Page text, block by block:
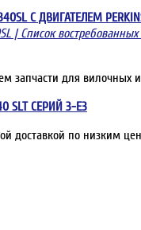
С ДВИГАТЕЛЕМ
| Список
для вилочных и
SLT СЕРИЙ 3-E3
доставкой по низким